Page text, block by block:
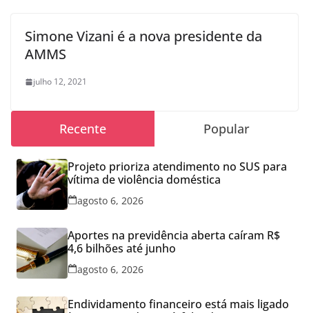
Simone Vizani é a nova presidente da
AMMS
julho 12, 2021
Recente Popular
Projeto prioriza atendimento no SUS para
vítima de violência doméstica
agosto 6, 2026
Aportes na previdência aberta caíram R$
4,6 bilhões até junho
agosto 6, 2026
Endividamento financeiro está mais ligado